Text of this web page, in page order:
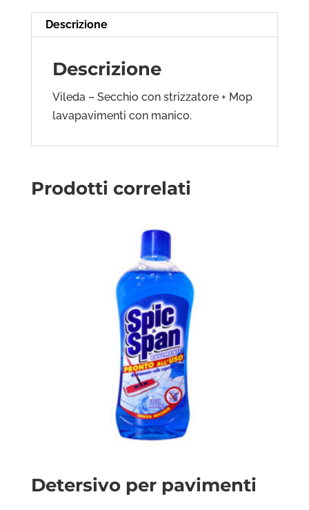
Descrizione
Descrizione
Vileda – Secchio con strizzatore + Mop
lavapavimenti con manico.
Prodotti correlati
Detersivo per pavimenti